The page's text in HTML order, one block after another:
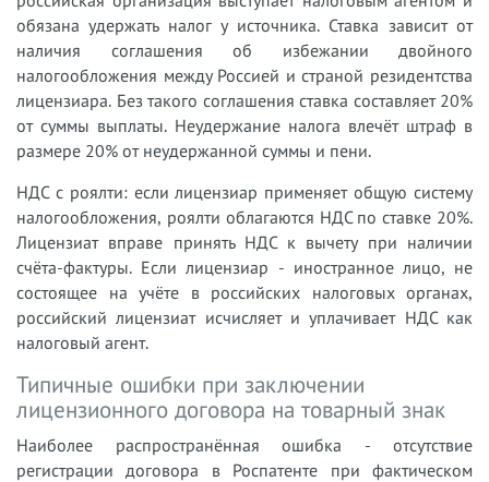
обязана удержать налог у источника. Ставка зависит от
наличия соглашения об избежании двойного
налогообложения между Россией и страной резидентства
лицензиара. Без такого соглашения ставка составляет 20%
от суммы выплаты. Неудержание налога влечёт штраф в
размере 20% от неудержанной суммы и пени.
НДС с роялти: если лицензиар применяет общую систему
налогообложения, роялти облагаются НДС по ставке 20%.
Лицензиат вправе принять НДС к вычету при наличии
счёта-фактуры. Если лицензиар - иностранное лицо, не
состоящее на учёте в российских налоговых органах,
российский лицензиат исчисляет и уплачивает НДС как
налоговый агент.
Типичные ошибки при заключении
лицензионного договора на товарный знак
Наиболее распространённая ошибка - отсутствие
регистрации договора в Роспатенте при фактическом